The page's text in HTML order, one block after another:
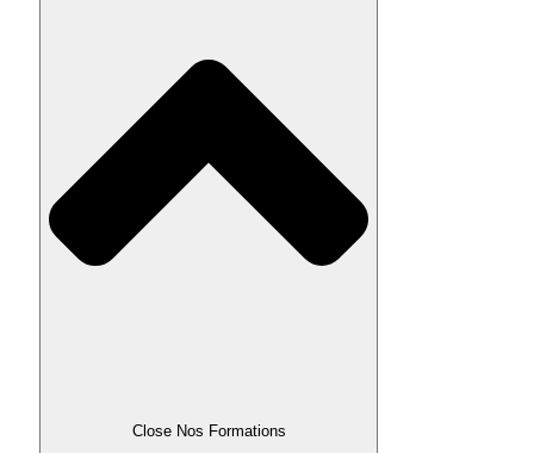
Close Nos Formations